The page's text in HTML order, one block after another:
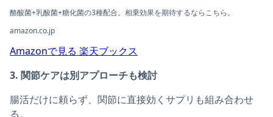
酪酸菌+乳酸菌+糖化菌の3種配合。相乗効果を期待するならこちら。
amazon.co.jp
Amazonで見る 楽天ブックス
3. 関節ケアは別アプローチも検討
腸活だけに頼らず、関節に直接効くサプリも組み合わせ
る。